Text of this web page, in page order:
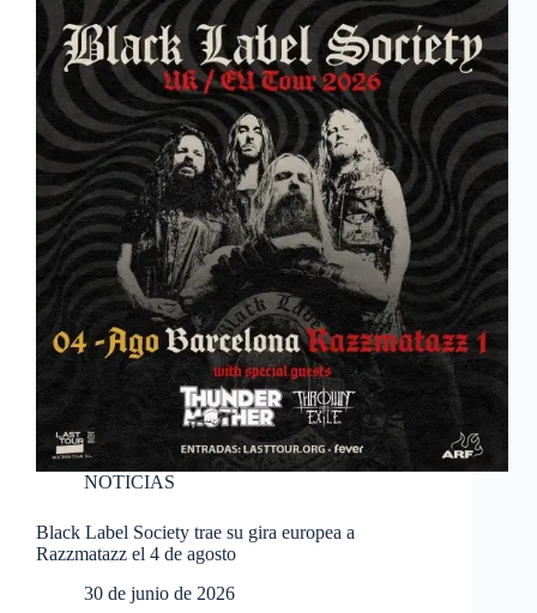
NOTICIAS
Black Label Society trae su gira europea a
Razzmatazz el 4 de agosto
30 de junio de 2026